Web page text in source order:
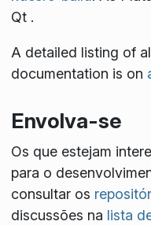
Qt .
A detailed listing of
documentation is on
Envolva-se
Os que estejam
para o
consultar os
discussões na lista